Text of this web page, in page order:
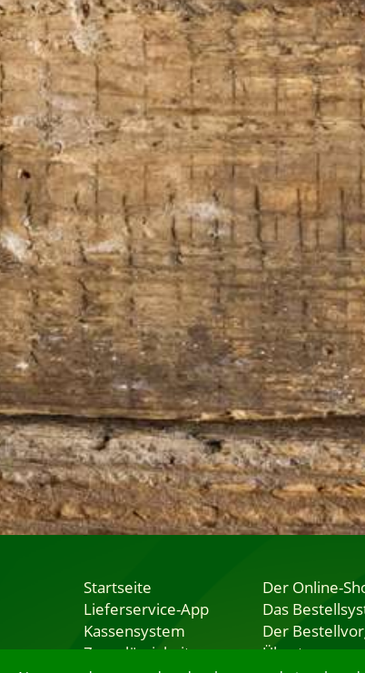
Startseite
Lieferservice-App
Kassensystem
Zuverlässigkeit
Der Online-
Das
Der
Übertragung